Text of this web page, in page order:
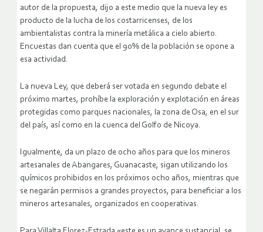
autor de la propuesta, dijo a este medio que la nueva ley es
producto de la lucha de los costarricenses, de los
ambientalistas contra la minería metálica a cielo abierto.
Encuestas dan cuenta que el 90% de la población se opone a
esa actividad.
La nueva Ley, que deberá ser votada en segundo debate el
próximo martes, prohíbe la exploración y explotación en áreas
protegidas como parques nacionales, la zona de Osa, en el sur
del país, así como en la cuenca del Golfo de Nicoya.
Igualmente, da un plazo de ocho años para que los mineros
artesanales de Abangares, Guanacaste, sigan utilizando los
químicos prohibidos en los próximos ocho años, mientras que
se negarán permisos a grandes proyectos, para beneficiar a los
mineros artesanales, organizados en cooperativas.